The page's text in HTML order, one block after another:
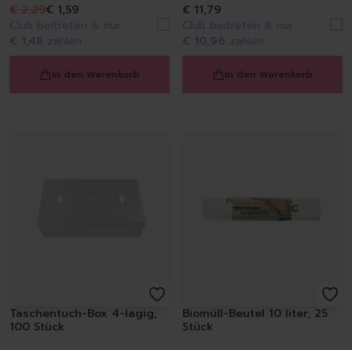
€ 2,29€ 1,59
In den Warenkorb
€ 11,79
In den Warenkorb
Taschentuch-Box 4-lagig,
100 Stück
Biomüll-Beutel 10 liter, 25
Stück